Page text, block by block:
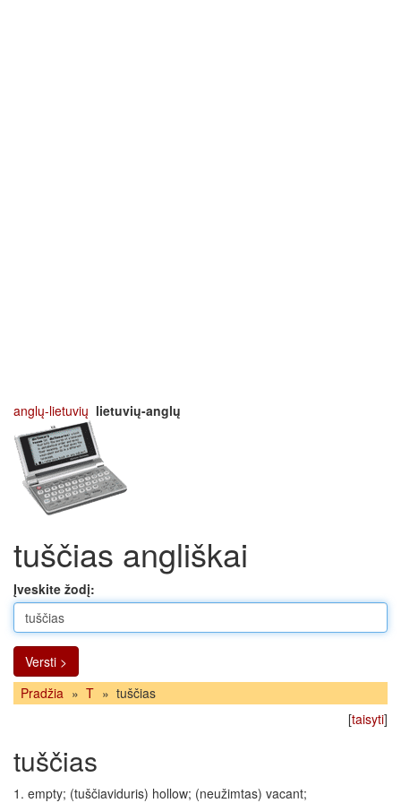
anglų-lietuvių lietuvių-anglų
tuščias angliškai
Įveskite žodį:
Versti >
Pradžia » T » tuščias
[taisyti]
tuščias
1. empty; (tuščiaviduris) hollow; (neužimtas) vacant;